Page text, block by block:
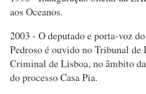
aos Oceanos.
2003 - O deputado e porta-voz
Pedroso é ouvido no Tribunal de
Criminal de Lisboa, no âmbito
do processo Casa Pia.